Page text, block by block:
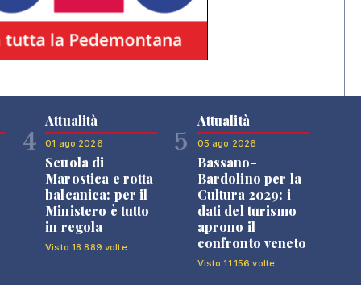
4
Attualità
01 ago 2026
Scuola di
Marostica e rotta
balcanica: per il
Ministero è tutto
in regola
Visto 18.889 volte
5
Attualità
05 ago 2026
Bassano-
Bardolino per la
Cultura 2029: i
dati del turismo
aprono il
confronto veneto
Visto 11.156 volte